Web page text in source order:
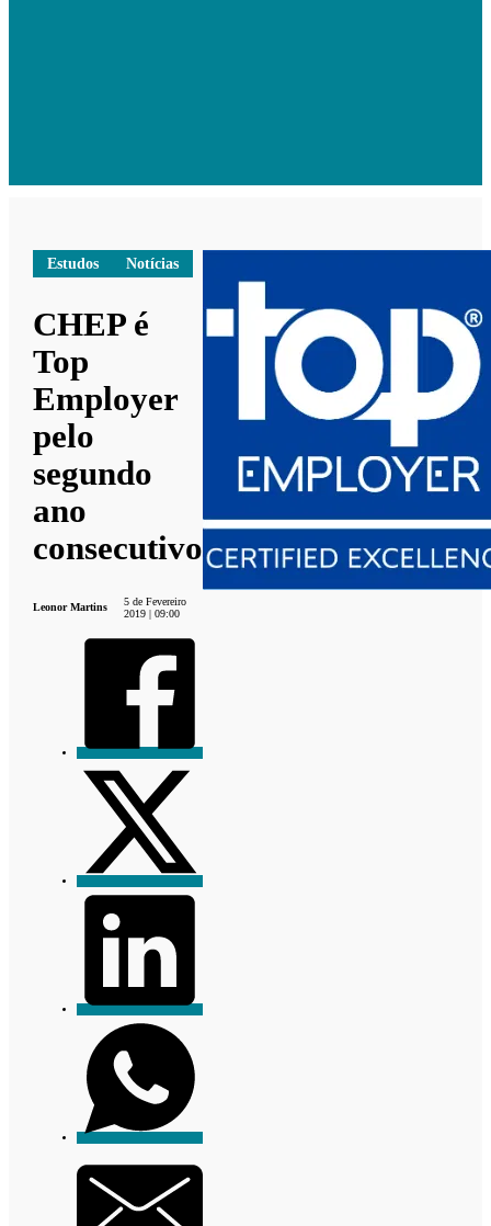
Estudos Notícias
CHEP é
Top
Employer
pelo
segundo
ano
consecutivo
Leonor Martins
5 de Fevereiro
2019 | 09:00